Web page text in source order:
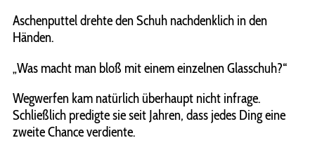
Aschenputtel drehte den Schuh nachdenklich in den
Händen.
„Was macht man bloß mit einem einzelnen Glasschuh?“
Wegwerfen kam natürlich überhaupt nicht infrage.
Schließlich predigte sie seit Jahren, dass jedes Ding eine
zweite Chance verdiente.